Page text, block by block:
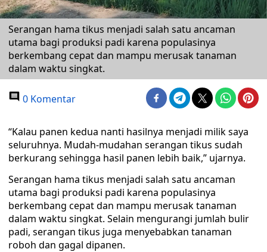
Serangan hama tikus menjadi salah satu ancaman
utama bagi produksi padi karena populasinya
berkembang cepat dan mampu merusak tanaman
dalam waktu singkat.
0 Komentar
“Kalau panen kedua nanti hasilnya menjadi milik saya
seluruhnya. Mudah-mudahan serangan tikus sudah
berkurang sehingga hasil panen lebih baik,” ujarnya.
Serangan hama tikus menjadi salah satu ancaman
utama bagi produksi padi karena populasinya
berkembang cepat dan mampu merusak tanaman
dalam waktu singkat. Selain mengurangi jumlah bulir
padi, serangan tikus juga menyebabkan tanaman
roboh dan gagal dipanen.